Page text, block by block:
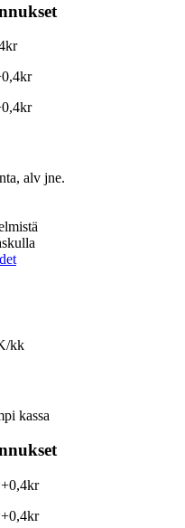
alv jne.
kk
kassa